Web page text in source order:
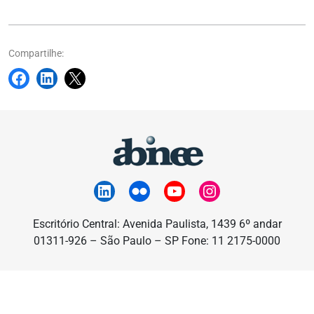
Compartilhe:
Escritório Central: Avenida Paulista, 1439 6º andar
01311-926 – São Paulo – SP Fone: 11 2175-0000